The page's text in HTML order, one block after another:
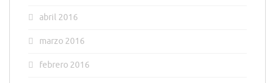
abril 2016
marzo 2016
febrero 2016